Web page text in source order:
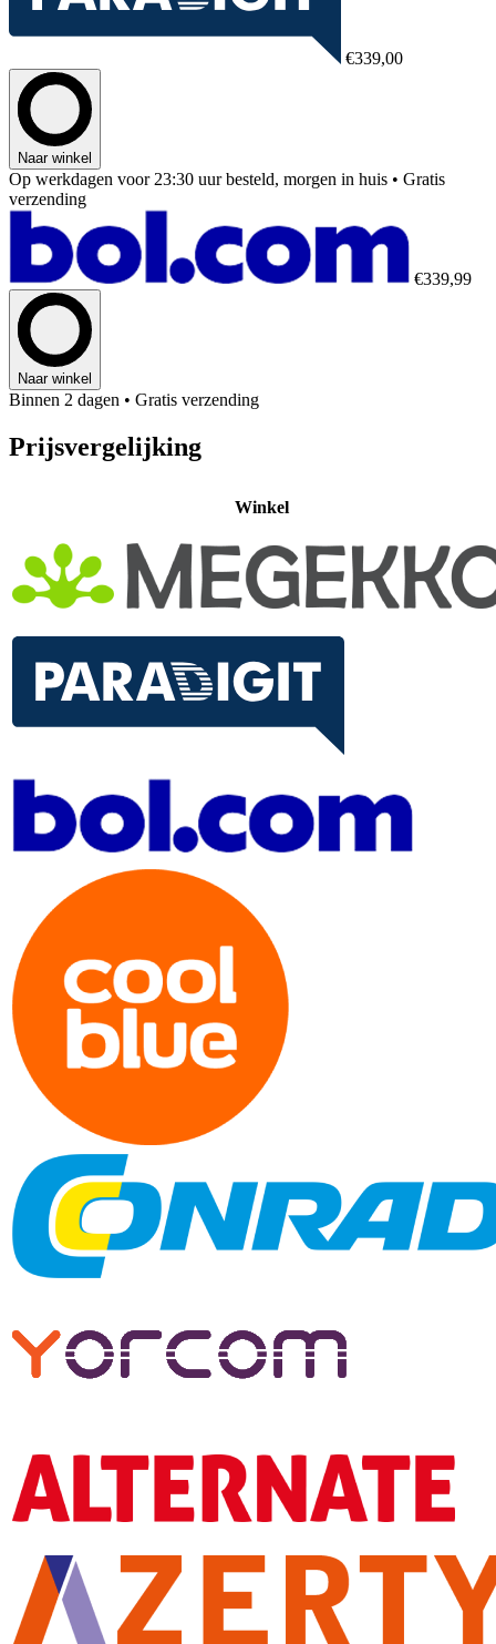
€339,00
Naar winkel
Op werkdagen voor 23:30 uur besteld, morgen in huis • Gratis
verzending
€339,99
Naar winkel
Binnen 2 dagen • Gratis verzending
Prijsvergelijking
Winkel